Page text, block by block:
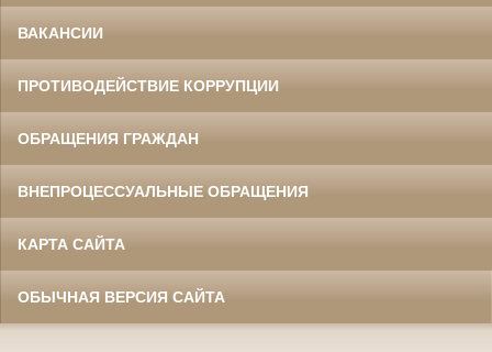
ВАКАНСИИ
ПРОТИВОДЕЙСТВИЕ КОРРУПЦИИ
ОБРАЩЕНИЯ ГРАЖДАН
ВНЕПРОЦЕССУАЛЬНЫЕ ОБРАЩЕНИЯ
КАРТА САЙТА
ОБЫЧНАЯ ВЕРСИЯ САЙТА